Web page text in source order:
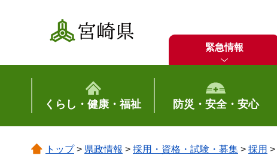
宮崎県
緊急情報
くらし・健康・福祉 防災・安全・安心
トップ> 県政情報 > 採用・資格・試験・募集 > 採用 >